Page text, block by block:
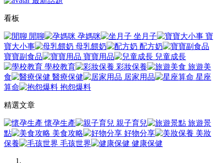
看板
閒聊 孕媽咪 坐月子
寶
寶大小事
母乳餵奶
配方奶
寶寶副食品
寶寶用品
兒童成長
學校教育
彩妝保養
旅遊美
食
醫療保健 居家用品
星座
算命
抱怨爆料
精選文章
懷孕生產 親子育兒
旅遊景
點
美食攻略 好物分享
美妝
保養
毛孩世界 健康保健